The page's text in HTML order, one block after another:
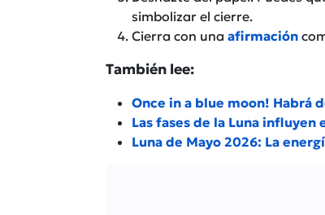
simbolizar el cierre.
Cierra con una afirmación
También lee:
Once in a blue moon! Habrá
Las fases de la Luna influyen
Luna de Mayo 2026: La